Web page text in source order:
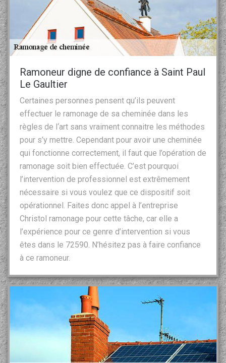
Ramoneur digne de confiance à Saint Paul
Le Gaultier
Certaines personnes pensent qu’ils peuvent
effectuer le ramonage de sa cheminée dans les
règles de l‘art sans vraiment connaitre les méthodes
pour s’y mettre. Cependant pour avoir une cheminée
qui fonctionne correctement, il faut que l’opération de
ramonage soit bien effectuée. C’est pourquoi
l’intervention de professionnel est extrêmement
nécessaire si vous voulez que ce dispositif soit
opérationnel. Faites donc appel à l’entreprise
Christol ramonage pour cette tâche, car elle a
l’expérience pour ce genre d’intervention si vous
êtes dans le 72590. N’hésitez pas à faire confiance
à ce ramoneur.